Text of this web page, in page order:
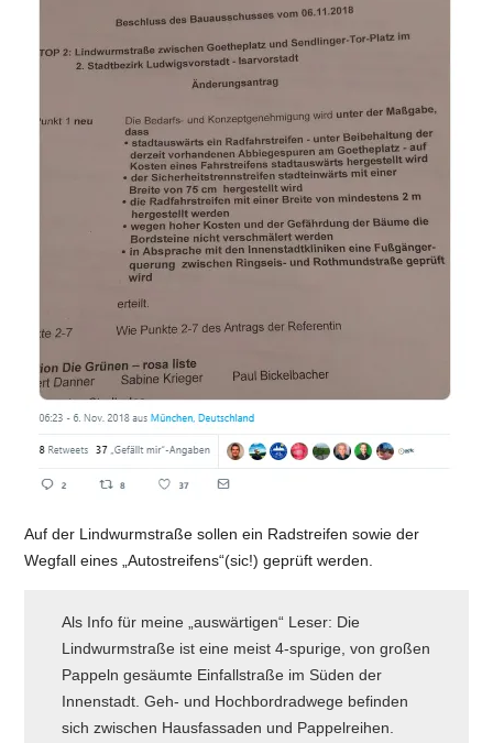
Auf der Lindwurmstraße sollen ein Radstreifen sowie der
Wegfall eines „Autostreifens“(sic!) geprüft werden.
Als Info für meine „auswärtigen“ Leser: Die
Lindwurmstraße ist eine meist 4-spurige, von großen
Pappeln gesäumte Einfallstraße im Süden der
Innenstadt. Geh- und Hochbordradwege befinden
sich zwischen Hausfassaden und Pappelreihen.